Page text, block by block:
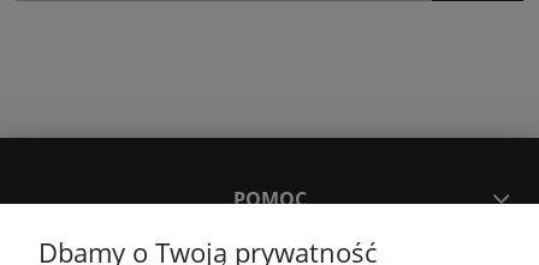
POMOC
Dbamy o Twoją prywatność